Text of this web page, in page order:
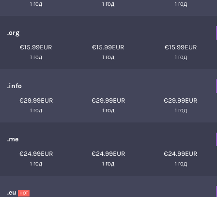
1 год 1 год 1 год
.org
€15.99EUR
1 год
€15.99EUR
1 год
€15.99EUR
1 год
.info
€29.99EUR
1 год
€29.99EUR
1 год
€29.99EUR
1 год
.me
€24.99EUR
1 год
€24.99EUR
1 год
€24.99EUR
1 год
.eu HOT